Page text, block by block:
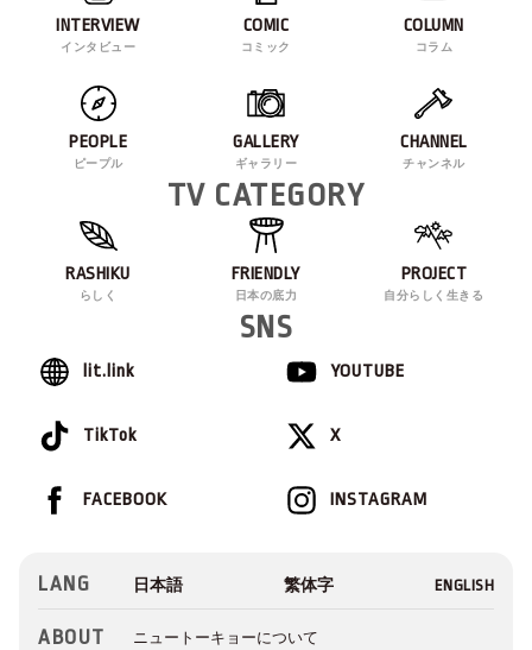
INTERVIEW
インタビュー
COMIC
コミック
COLUMN
コラム
PEOPLE
ピープル
GALLERY
ギャラリー
CHANNEL
チャンネル
TV CATEGORY
RASHIKU
らしく
FRIENDLY
日本の底力
PROJECT
自分らしく生きる
SNS
lit.link YOUTUBE
TikTok X
INSTAGRAM
FACEBOOK
LANG
ABOUT ニュートーキョーについて